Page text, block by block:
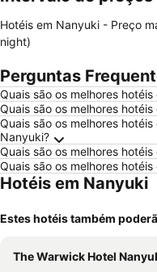
Hotéis em Nanyuki - Preço
night)
Perguntas
Quais são os melhores
Quais são os melhores
Quais são os melhores
Nanyuki?
Quais são os melhores
Quais são os melhores
Hotéis em Nanyuki
Estes hotéis também
The Warwick Hotel